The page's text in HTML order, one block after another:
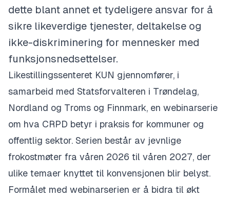
dette blant annet et tydeligere ansvar for å
sikre likeverdige tjenester, deltakelse og
ikke-diskriminering for mennesker med
funksjonsnedsettelser.
Likestillingssenteret KUN gjennomfører, i
samarbeid med Statsforvalteren i Trøndelag,
Nordland og Troms og Finnmark, en webinarserie
om hva CRPD betyr i praksis for kommuner og
offentlig sektor. Serien består av jevnlige
frokostmøter fra våren 2026 til våren 2027, der
ulike temaer knyttet til konvensjonen blir belyst.
Formålet med webinarserien er å bidra til økt